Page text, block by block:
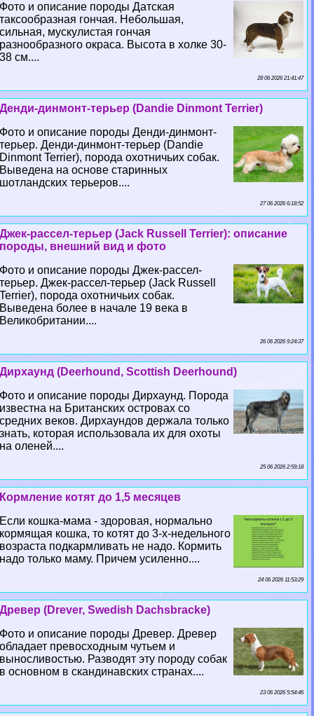
Фото и описание породы Датская
таксообразная гончая. Небольшая,
сильная, мускулистая гончая
разнообразного окраса. Высота в холке 30-
38 см....
28 06 2026 21:41:47
Денди-динмонт-терьер (Dandie Dinmont Terrier)
Фото и описание породы Денди-динмонт-
терьер. Денди-динмонт-терьер (Dandie
Dinmont Terrier), порода охотничьих собак.
Выведена на основе старинных
шотландских терьеров....
27 06 2026 6:18:52
Джек-рассел-терьер (Jack Russell Terrier): описание
породы, внешний вид и фото
Фото и описание породы Джек-рассел-
терьер. Джек-рассел-терьер (Jack Russell
Terrier), порода охотничьих собак.
Выведена более в начале 19 века в
Великобритании....
26 06 2026 9:24:37
Дирхаунд (Deerhound, Scottish Deerhound)
Фото и описание породы Дирхаунд. Порода
известна на Британских островах со
средних веков. Дирхаундов держала только
знать, которая использовала их для охоты
на оленей....
25 06 2026 2:59:18
Кормление котят до 1,5 месяцев
Если кошка-мама - здоровая, нормально
кормящая кошка, то котят до 3-х-недельного
возраста подкармливать не надо. Кормить
надо только маму. Причем усиленно....
24 06 2026 11:53:29
Древер (Drever, Swedish Dachsbracke)
Фото и описание породы Древер. Древер
обладает превосходным чутьем и
выносливостью. Разводят эту породу собак
в основном в скандинавских странах....
23 06 2026 5:54:46